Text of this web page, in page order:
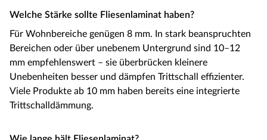
Welche Stärke sollte Fliesenlaminat haben?
Für Wohnbereiche genügen 8 mm. In stark beanspruchten
Bereichen oder über unebenem Untergrund sind 10–12
mm empfehlenswert – sie überbrücken kleinere
Unebenheiten besser und dämpfen Trittschall effizienter.
Viele Produkte ab 10 mm haben bereits eine integrierte
Trittschalldämmung.